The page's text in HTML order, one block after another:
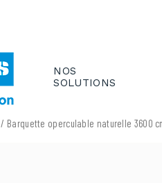
NOS
SOLUTIONS
/ Barquette operculable naturelle 3600